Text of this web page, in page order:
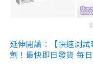
延伸閱讀：【快速測
劑！最快即日發貨 每